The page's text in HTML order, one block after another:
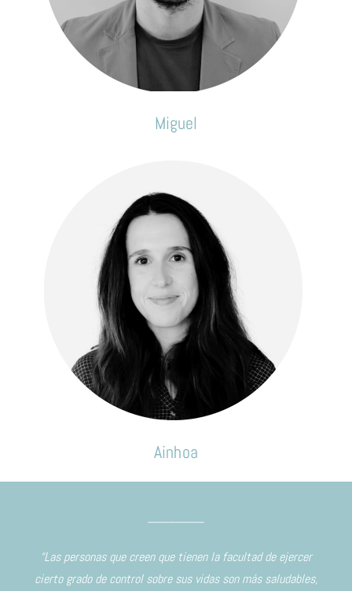
Miguel
Ainhoa
“Las personas que creen que tienen la facultad de ejercer
cierto grado de control sobre sus vidas son más saludables,